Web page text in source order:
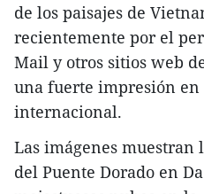
de los paisajes de
recientemente por el
Mail y otros sitios web
una fuerte impresión
internacional.
Las imágenes muestran
del Puente Dorado en